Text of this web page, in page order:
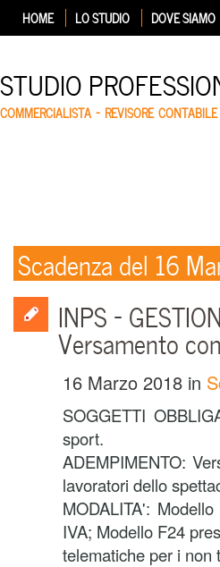
HOME LO STUDIO DOVE SIAMO
STUDIO
COMMERCIALISTA – REVISORE
Scadenza del 16
INPS –
Versamento
16 Marzo 2018 in
SOGGETTI
sport.
ADEMPIMENTO:
lavoratori dello
MODALITA':
IVA; Modello F24
telematiche per i non